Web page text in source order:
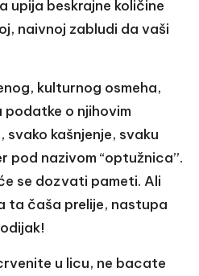
upija beskrajne količine
naivnoj zabludi da vaši
kulturnog osmeha,
o njihovim
kašnjenje, svaku
pod nazivom “optužnica”.
se dozvati pameti. Ali
ta čaša prelije, nastupa
u licu, ne bacate